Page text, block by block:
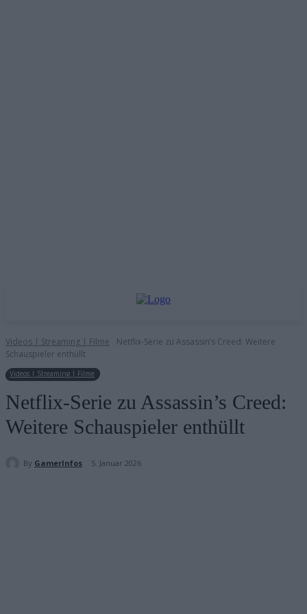
Videos | Streaming | Filme
Netflix-Serie zu Assassin’s Creed: Weitere
Schauspieler enthüllt
Videos | Streaming | Filme
Netflix-Serie zu Assassin’s Creed:
Weitere Schauspieler enthüllt
By GamerInfos 5. Januar 2026